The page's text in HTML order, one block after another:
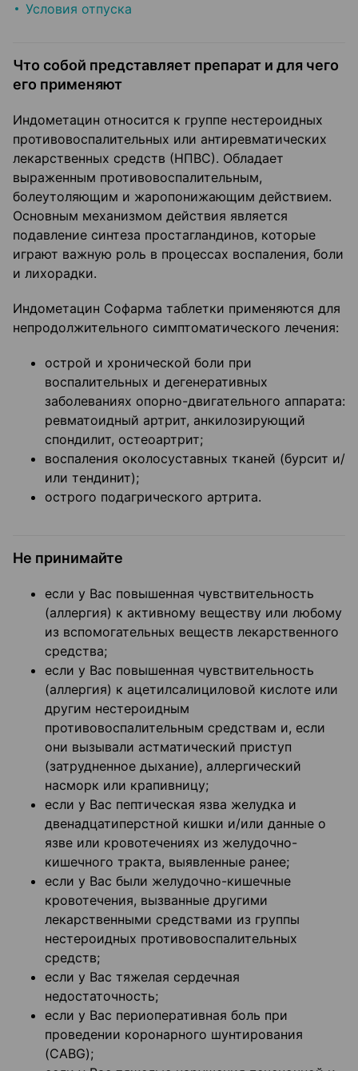
Условия отпуска
Что собой представляет препарат и для чего
его применяют
Индометацин относится к группе нестероидных
противовоспалительных или антиревматических
лекарственных средств (НПВС). Обладает
выраженным противовоспалительным,
болеутоляющим и жаропонижающим действием.
Основным механизмом действия является
подавление синтеза простагландинов, которые
играют важную роль в процессах воспаления, боли
и лихорадки.
Индометацин Софарма таблетки применяются для
непродолжительного симптоматического лечения:
острой и хронической боли при
воспалительных и дегенеративных
заболеваниях опорно-двигательного аппарата:
ревматоидный артрит, анкилозирующий
спондилит, остеоартрит;
воспаления околосуставных тканей (бурсит и/
или тендинит);
острого подагрического артрита.
Не принимайте
если у Вас повышенная чувствительность
(аллергия) к активному веществу или любому
из вспомогательных веществ лекарственного
средства;
если у Вас повышенная чувствительность
(аллергия) к ацетилсалициловой кислоте или
другим нестероидным
противовоспалительным средствам и, если
они вызывали астматический приступ
(затрудненное дыхание), аллергический
насморк или крапивницу;
если у Вас пептическая язва желудка и
двенадцатиперстной кишки и/или данные о
язве или кровотечениях из желудочно-
кишечного тракта, выявленные ранее;
если у Вас были желудочно-кишечные
кровотечения, вызванные другими
лекарственными средствами из группы
нестероидных противовоспалительных
средств;
если у Вас тяжелая сердечная
недостаточность;
если у Вас периоперативная боль при
проведении коронарного шунтирования
(CABG);